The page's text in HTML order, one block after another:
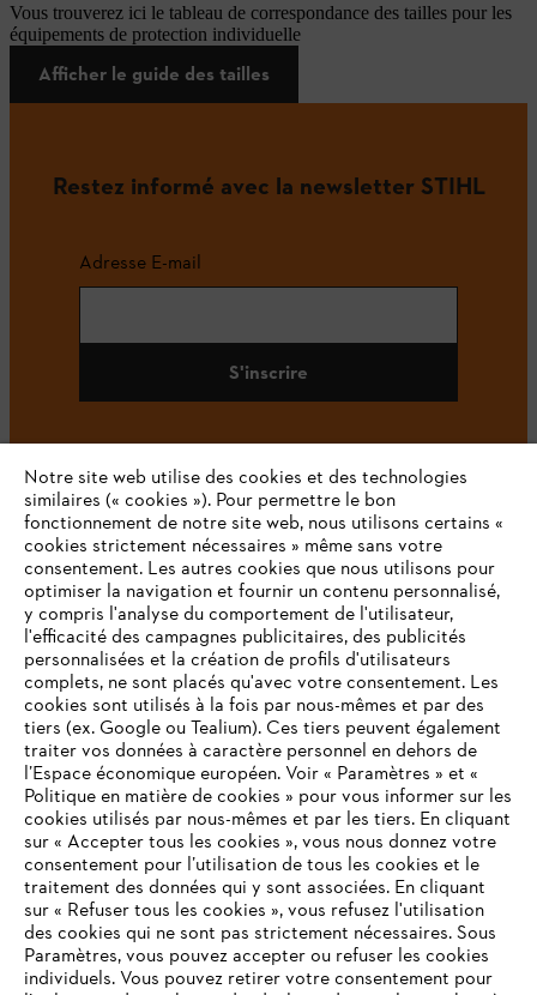
Vous trouverez ici le tableau de correspondance des tailles pour les
équipements de protection individuelle
Afficher le guide des tailles
Restez informé avec la newsletter STIHL
Adresse E-mail
S'inscrire
#STIHL
L'Entreprise
STIHL FAQ
Contact
VOTRE NAVIGATEUR INTERNET
N'EST PLUS PRIS EN CHARGE
Notre site web utilise des cookies et des technologies
similaires (« cookies »). Pour permettre le bon
fonctionnement de notre site web, nous utilisons certains «
cookies strictement nécessaires » même sans votre
consentement. Les autres cookies que nous utilisons pour
optimiser la navigation et fournir un contenu personnalisé,
y compris l'analyse du comportement de l'utilisateur,
l'efficacité des campagnes publicitaires, des publicités
personnalisées et la création de profils d'utilisateurs
complets, ne sont placés qu'avec votre consentement. Les
cookies sont utilisés à la fois par nous-mêmes et par des
tiers (ex. Google ou Tealium). Ces tiers peuvent également
traiter vos données à caractère personnel en dehors de
l’Espace économique européen. Voir « Paramètres » et «
Politique en matière de cookies » pour vous informer sur les
cookies utilisés par nous-mêmes et par les tiers. En cliquant
sur « Accepter tous les cookies », vous nous donnez votre
consentement pour l’utilisation de tous les cookies et le
traitement des données qui y sont associées. En cliquant
sur « Refuser tous les cookies », vous refusez l'utilisation
des cookies qui ne sont pas strictement nécessaires. Sous
Paramètres, vous pouvez accepter ou refuser les cookies
individuels. Vous pouvez retirer votre consentement pour